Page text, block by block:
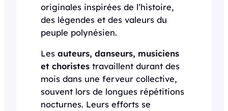
originales inspirées de l’histoire,
des légendes et des valeurs du
peuple polynésien.
Les auteurs, danseurs, musiciens
et choristes travaillent durant des
mois dans une ferveur collective,
souvent lors de longues répétitions
nocturnes. Leurs efforts se